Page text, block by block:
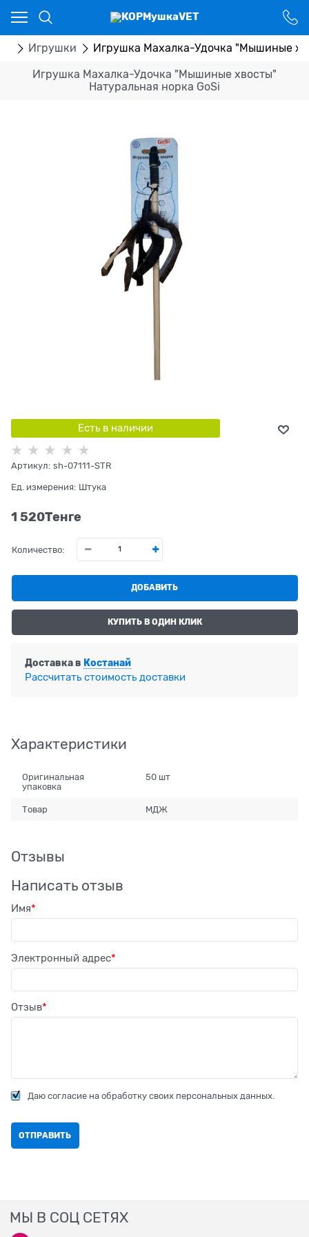
Игрушки Игрушка Махалка-Удочка "Мышиные
Игрушка Махалка-Удочка "Мышиные хвосты"
Натуральная норка GoSi
Есть в наличии
Артикул: sh-07111-STR
Ед. измерения: Штука
1 520Tенге
Количество:
ДОБАВИТЬ
КУПИТЬ В ОДИН КЛИК
Доставка в Костанай
Рассчитать стоимость доставки
Характеристики
Оригинальная
упаковка
50 шт
Товар МДЖ
Отзывы
Написать отзыв
Имя
Электронный адрес
Отзыв
Даю согласие на обработку своих персональных данных.
МЫ В СОЦ СЕТЯХ
Ваш город - Костанай,
угадали?
НЕТ